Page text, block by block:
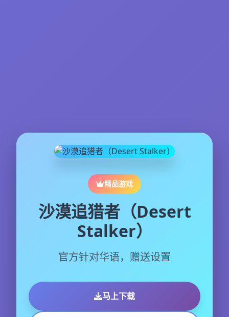
精品游戏
沙漠追猎者（Desert
Stalker）
官方针对华语，赠送设置
马上下载